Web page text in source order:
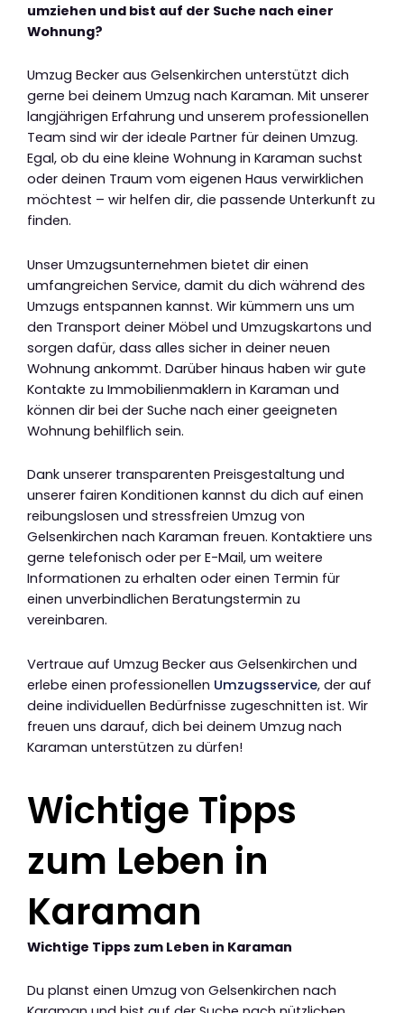
umziehen und bist auf der Suche nach einer
Wohnung?
Umzug Becker aus Gelsenkirchen unterstützt dich
gerne bei deinem Umzug nach Karaman. Mit unserer
langjährigen Erfahrung und unserem professionellen
Team sind wir der ideale Partner für deinen Umzug.
Egal, ob du eine kleine Wohnung in Karaman suchst
oder deinen Traum vom eigenen Haus verwirklichen
möchtest – wir helfen dir, die passende Unterkunft zu
finden.
Unser Umzugsunternehmen bietet dir einen
umfangreichen Service, damit du dich während des
Umzugs entspannen kannst. Wir kümmern uns um
den Transport deiner Möbel und Umzugskartons und
sorgen dafür, dass alles sicher in deiner neuen
Wohnung ankommt. Darüber hinaus haben wir gute
Kontakte zu Immobilienmaklern in Karaman und
können dir bei der Suche nach einer geeigneten
Wohnung behilflich sein.
Dank unserer transparenten Preisgestaltung und
unserer fairen Konditionen kannst du dich auf einen
reibungslosen und stressfreien Umzug von
Gelsenkirchen nach Karaman freuen. Kontaktiere uns
gerne telefonisch oder per E-Mail, um weitere
Informationen zu erhalten oder einen Termin für
einen unverbindlichen Beratungstermin zu
vereinbaren.
Vertraue auf Umzug Becker aus Gelsenkirchen und
erlebe einen professionellen Umzugsservice, der auf
deine individuellen Bedürfnisse zugeschnitten ist. Wir
freuen uns darauf, dich bei deinem Umzug nach
Karaman unterstützen zu dürfen!
Wichtige Tipps
zum Leben in
Karaman
Wichtige Tipps zum Leben in Karaman
Du planst einen Umzug von Gelsenkirchen nach